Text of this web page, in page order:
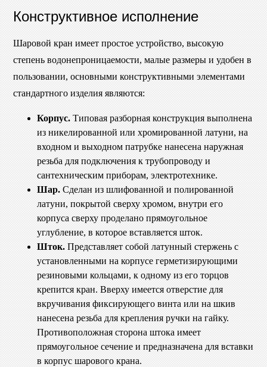
Конструктивное исполнение
Шаровой кран имеет простое устройство, высокую
степень водонепроницаемости, малые размеры и удобен в
пользовании, основными конструктивными элементами
стандартного изделия являются:
Корпус. Типовая разборная конструкция выполнена
из никелированной или хромированной латуни, на
входном и выходном патрубке нанесена наружная
резьба для подключения к трубопроводу и
сантехническим приборам, электротехнике.
Шар. Сделан из шлифованной и полированной
латуни, покрытой сверху хромом, внутри его
корпуса сверху проделано прямоугольное
углубление, в которое вставляется шток.
Шток. Представляет собой латунный стержень с
установленными на корпусе герметизирующими
резиновыми кольцами, к одному из его торцов
крепится кран. Вверху имеется отверстие для
вкручивания фиксирующего винта или на шкив
нанесена резьба для крепления ручки на гайку.
Противоположная сторона штока имеет
прямоугольное сечение и предназначена для вставки
в корпус шарового крана.